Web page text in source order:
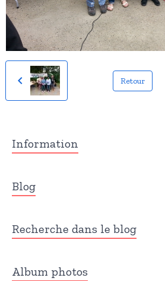
Retour
Information
Blog
Recherche dans le blog
Album photos